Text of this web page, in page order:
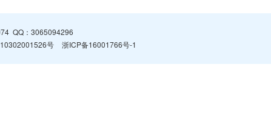
QQ： 3065094296
号 浙ICP备16001766号-1